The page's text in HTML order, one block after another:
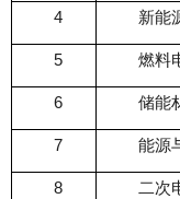
4 新能
5 燃料
6 储能
7 能源
8 二次